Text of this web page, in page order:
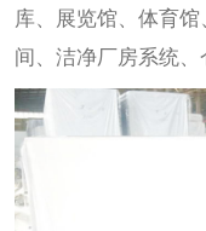
库、展览馆、体育
间、洁净厂房系统、